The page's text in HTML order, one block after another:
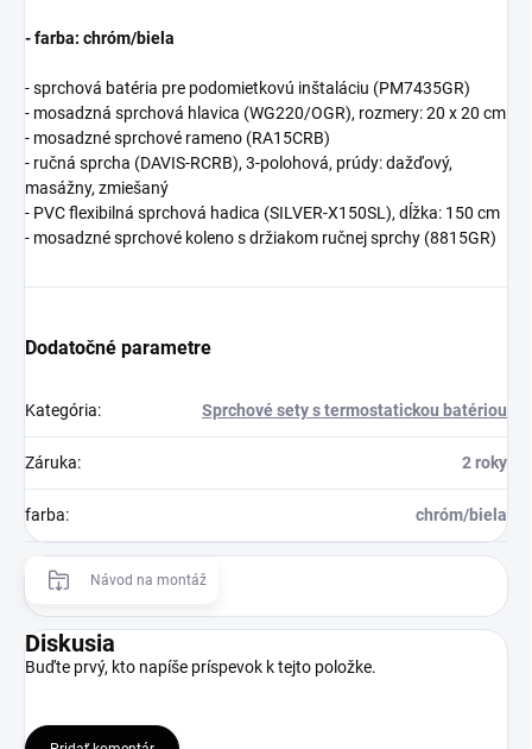
- farba: chróm/biela
- sprchová batéria pre podomietkovú inštaláciu (PM7435GR)
- mosadzná sprchová hlavica (WG220/OGR), rozmery: 20 x 20 cm
- mosadzné sprchové rameno (RA15CRB)
- ručná sprcha (DAVIS-RCRB), 3-polohová, prúdy: dažďový,
masážny, zmiešaný
- PVC flexibilná sprchová hadica (SILVER-X150SL), dĺžka: 150 cm
- mosadzné sprchové koleno s držiakom ručnej sprchy (8815GR)
Dodatočné parametre
Kategória: Sprchové sety s termostatickou batériou
Záruka: 2 roky
farba: chróm/biela
Návod na montáž
Diskusia
Buďte prvý, kto napíše príspevok k tejto položke.